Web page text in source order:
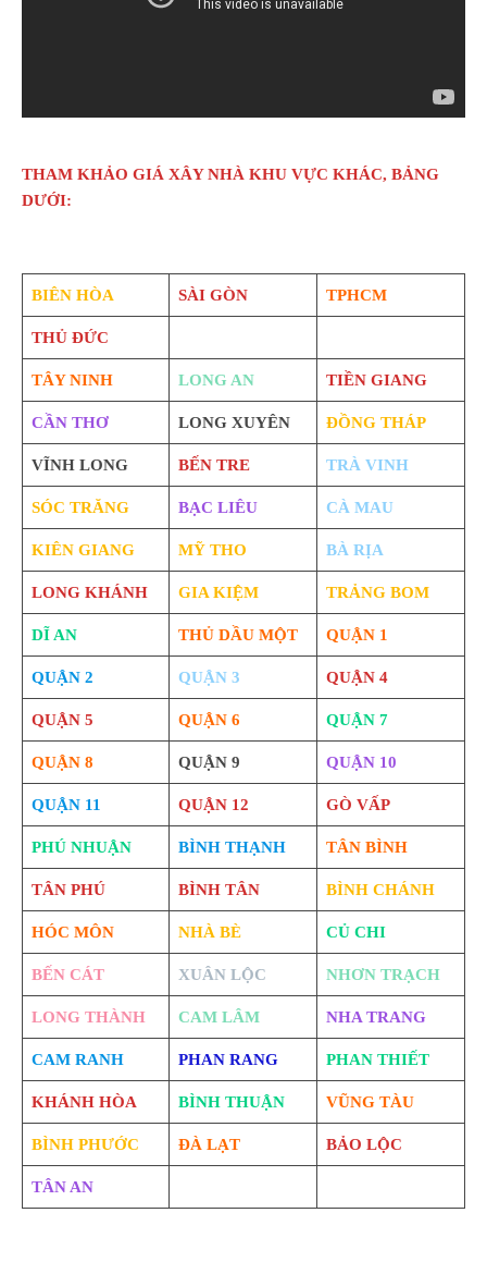
THAM KHẢO GIÁ XÂY NHÀ KHU VỰC KHÁC, BẢNG
DƯỚI:
BIÊN HÒA SÀI GÒN TPHCM
THỦ ĐỨC
TÂY NINH LONG AN TIỀN GIANG
CẦN THƠ LONG XUYÊN ĐỒNG THÁP
VĨNH LONG BẾN TRE TRÀ VINH
SÓC TRĂNG BẠC LIÊU CÀ MAU
KIÊN GIANG MỸ THO BÀ RỊA
LONG KHÁNH GIA KIỆM TRẢNG BOM
DĨ AN THỦ DẦU MỘT QUẬN 1
QUẬN 2 QUẬN 3 QUẬN 4
QUẬN 5 QUẬN 6 QUẬN 7
QUẬN 8 QUẬN 9 QUẬN 10
QUẬN 11 QUẬN 12 GÒ VẤP
PHÚ NHUẬN BÌNH THẠNH TÂN BÌNH
TÂN PHÚ BÌNH TÂN BÌNH CHÁNH
HÓC MÔN NHÀ BÈ CỦ CHI
BẾN CÁT XUÂN LỘC NHƠN TRẠCH
LONG THÀNH CAM LÂM NHA TRANG
CAM RANH PHAN RANG PHAN THIẾT
KHÁNH HÒA BÌNH THUẬN VŨNG TÀU
BÌNH PHƯỚC ĐÀ LẠT BẢO LỘC
TÂN AN